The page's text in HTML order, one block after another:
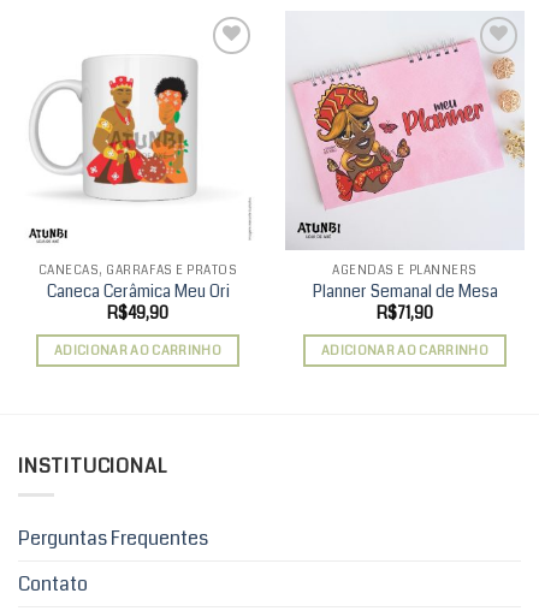
CANECAS, GARRAFAS E PRATOS
Caneca Cerâmica Meu Ori
R$49,90
ADICIONAR AO CARRINHO
Add to
wishlist
AGENDAS E PLANNERS
Planner Semanal de Mesa
R$71,90
ADICIONAR AO CARRINHO
INSTITUCIONAL
Perguntas Frequentes
Contato